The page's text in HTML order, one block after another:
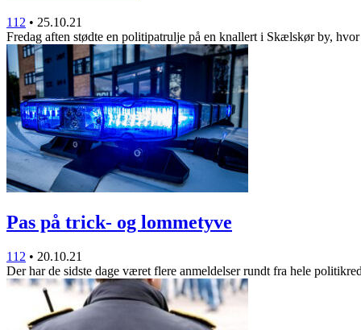
112 • 25.10.21
Fredag aften stødte en politipatrulje på en knallert i Skælskør by,
Pas på trick- og lommetyve
112 • 20.10.21
Der har de sidste dage været flere anmeldelser rundt fra hele